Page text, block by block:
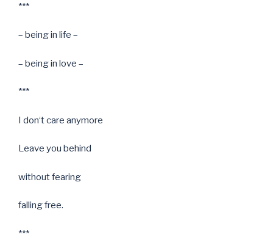
***
– being in life –
– being in love –
***
I don‘t care anymore
Leave you behind
without fearing
falling free.
***